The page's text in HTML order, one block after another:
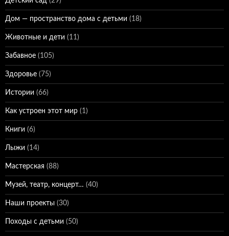
Дом — пространство дома с детьми (18)
Животные и дети (11)
Забавное (105)
Здоровье (75)
Истории (66)
Как устроен этот мир (1)
Книги (6)
Лыжи (14)
Мастерская (88)
Музей, театр, концерт… (40)
Наши проекты (30)
Походы с детьми (50)